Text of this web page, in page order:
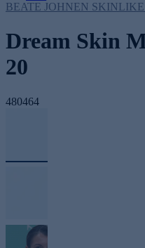
BEATE JOHNEN SKINLIKE
Dream Skin
20
480464